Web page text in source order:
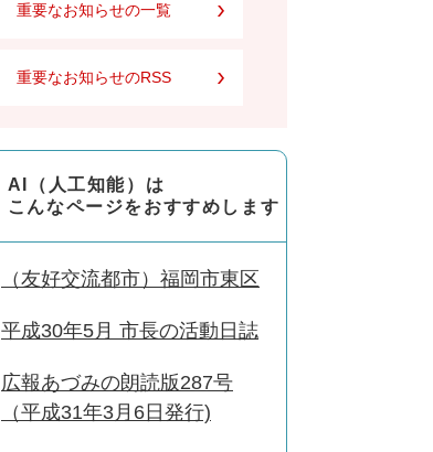
重要なお知らせの一覧
重要なお知らせのRSS
AI（人工知能）は
こんなページをおすすめします
（友好交流都市）福岡市東区
平成30年5月 市長の活動日誌
広報あづみの朗読版287号
（平成31年3月6日発行)